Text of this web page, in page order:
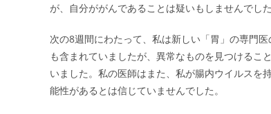
が、自分ががんであることは疑いもしませんでした
次の8週間にわたって、私は新しい「胃」の専門
も含まれていましたが、異常なものを見つけるこ
いました。私の医師はまた、私が腸内ウイルスを
能性があるとは信じていませんでした。